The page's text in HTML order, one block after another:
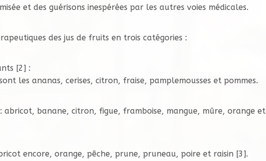
et des guérisons inespérées par les autres voies médicales.
des jus de fruits en trois catégories :
[2] :
les ananas, cerises, citron, fraise, pamplemousses et pommes.
banane, citron, figue, framboise, mangue, mûre, orange et
encore, orange, pêche, prune, pruneau, poire et raisin [3].